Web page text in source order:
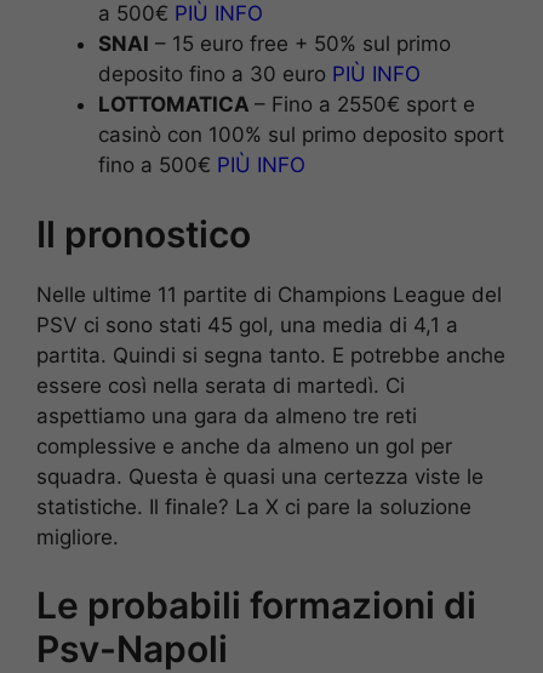
a 500€ PIÙ INFO
SNAI – 15 euro free + 50% sul primo
deposito fino a 30 euro PIÙ INFO
LOTTOMATICA – Fino a 2550€ sport e
casinò con 100% sul primo deposito sport
fino a 500€ PIÙ INFO
Il pronostico
Nelle ultime 11 partite di Champions League del
PSV ci sono stati 45 gol, una media di 4,1 a
partita. Quindi si segna tanto. E potrebbe anche
essere così nella serata di martedì. Ci
aspettiamo una gara da almeno tre reti
complessive e anche da almeno un gol per
squadra. Questa è quasi una certezza viste le
statistiche. Il finale? La X ci pare la soluzione
migliore.
Le probabili formazioni di
Psv-Napoli